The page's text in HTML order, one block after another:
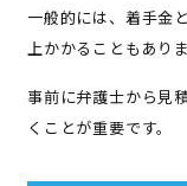
一般的には、着手金
上かかることもありま
事前に弁護士から見
くことが重要です。